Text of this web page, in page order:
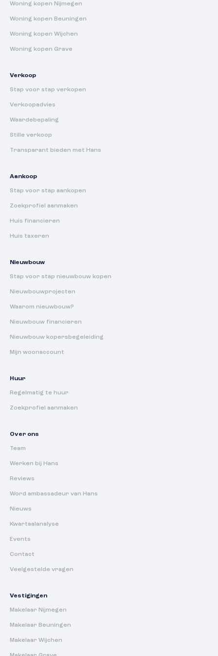
Woning kopen Nijmegen
Woning kopen Beuningen
Woning kopen Wijchen
Woning kopen Grave
Verkoop
Stap voor stap verkopen
Verkoopadvies
Waardebepaling
Stille verkoop
Transparant bieden met Hans
Aankoop
Stap voor stap aankopen
Zoekprofiel aanmaken
Huis financieren
Huis taxeren
Nieuwbouw
Stap voor stap nieuwbouw kopen
Nieuwbouwprojecten
Waarom nieuwbouw?
Nieuwbouw financieren
Nieuwbouw kopersbegeleiding
Mijn woonaccount
Huur
Regelmatig te huur
Zoekprofiel aanmaken
Over ons
Team
Werken bij Hans
Reviews
Word ambassadeur van Hans
Nieuws
Kwartaalanalyse
Events
Contact
Veelgestelde vragen
Vestigingen
Makelaar Nijmegen
Makelaar Beuningen
Makelaar Wijchen